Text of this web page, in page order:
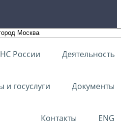
России Деятельность
и госуслуги Документы
Контакты ENG